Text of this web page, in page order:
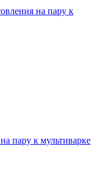
на пару к
пару к мультиварке